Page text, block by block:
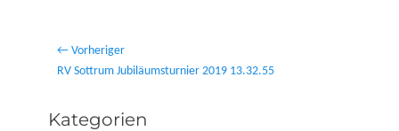
Beitragsnavigation
← Vorheriger
Vorheriger
RV Sottrum Jubiläumsturnier 2019 13.32.55
Kategorien